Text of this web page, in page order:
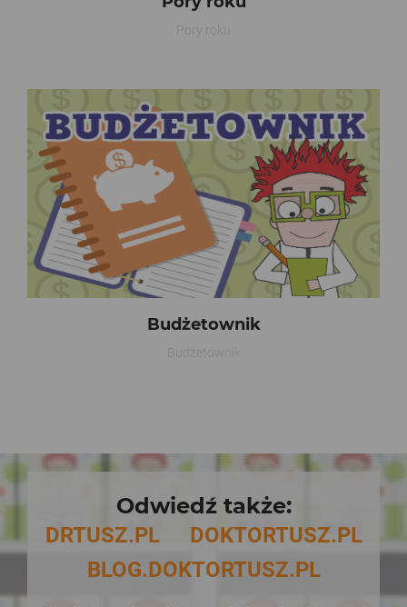
Pory roku
Budżetownik
Budżetownik
Odwiedź także:
DRTUSZ.PL
DOKTORTUSZ.PL
BLOG.DOKTORTUSZ.PL